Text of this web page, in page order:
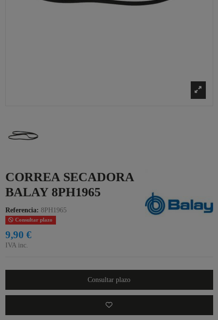
CORREA SECADORA
BALAY 8PH1965
Referencia: 8PH1965
Consultar plazo
9,90 €
IVA inc.
Consultar plazo